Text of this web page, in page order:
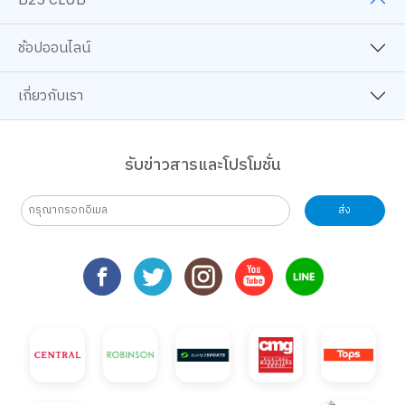
ช้อปออนไลน์
เกี่ยวกับเรา
รับข่าวสารและโปรโมชั่น
ส่ง